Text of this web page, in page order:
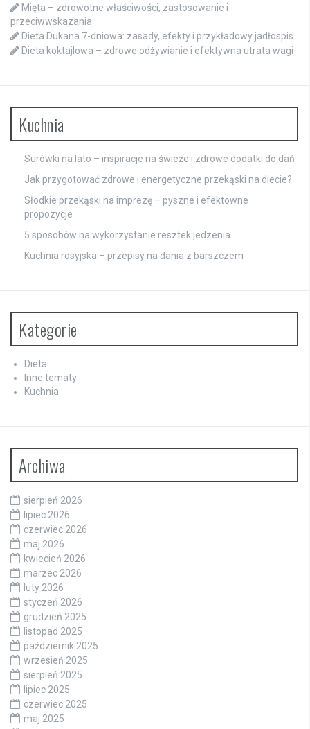
Mięta – zdrowotne właściwości, zastosowanie i
przeciwwskazania
Dieta Dukana 7-dniowa: zasady, efekty i przykładowy jadłospis
Dieta koktajlowa – zdrowe odżywianie i efektywna utrata wagi
Kuchnia
Surówki na lato – inspiracje na świeże i zdrowe dodatki do dań
Jak przygotować zdrowe i energetyczne przekąski na diecie?
Słodkie przekąski na imprezę – pyszne i efektowne
propozycje
5 sposobów na wykorzystanie resztek jedzenia
Kuchnia rosyjska – przepisy na dania z barszczem
Kategorie
Dieta
Inne tematy
Kuchnia
Archiwa
sierpień 2026
lipiec 2026
czerwiec 2026
maj 2026
kwiecień 2026
marzec 2026
luty 2026
styczeń 2026
grudzień 2025
listopad 2025
październik 2025
wrzesień 2025
sierpień 2025
lipiec 2025
czerwiec 2025
maj 2025